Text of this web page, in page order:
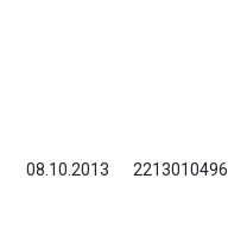
08.10.2013 2213010496